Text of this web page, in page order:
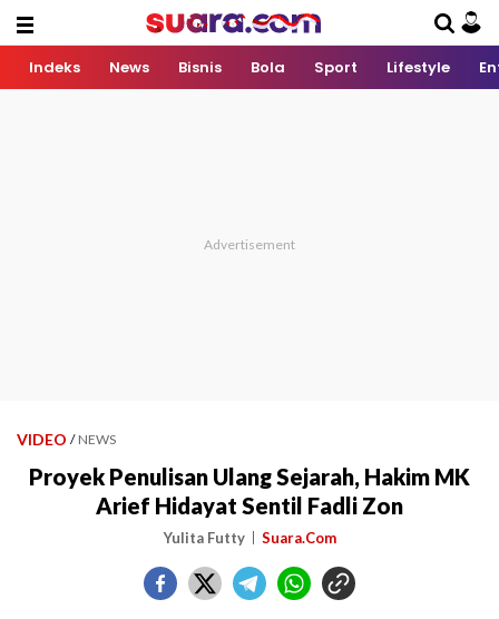
Indeks News Bisnis Bola Sport Lifestyle
VIDEO / NEWS
Proyek Penulisan Ulang Sejarah, Hakim MK
Arief Hidayat Sentil Fadli Zon
Yulita Futty Suara.Com